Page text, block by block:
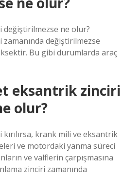
değiştirilmezse ne olur?
değiştirilmezse
Bu gibi durumlarda araç
eksantrik zinciri
olur?
krank mili ve eksantrik
ve motordaki yanma süreci
ve valflerin çarpışmasına
zinciri zamanında